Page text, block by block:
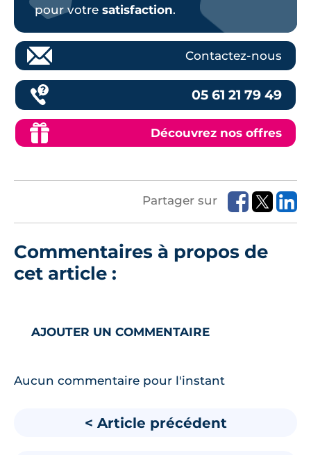
pour votre satisfaction.
Contactez-nous
05 61 21 79 49
Découvrez nos offres
Partager sur
Commentaires à propos de
cet article :
AJOUTER UN COMMENTAIRE
Aucun commentaire pour l'instant
< Article précédent